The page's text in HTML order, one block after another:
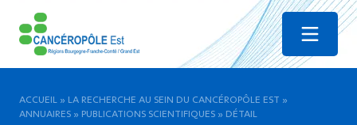
Menu
ACCUEIL » LA RECHERCHE AU SEIN DU CANCÉROPÔLE EST »
ANNUAIRES » PUBLICATIONS SCIENTIFIQUES » DÉTAIL